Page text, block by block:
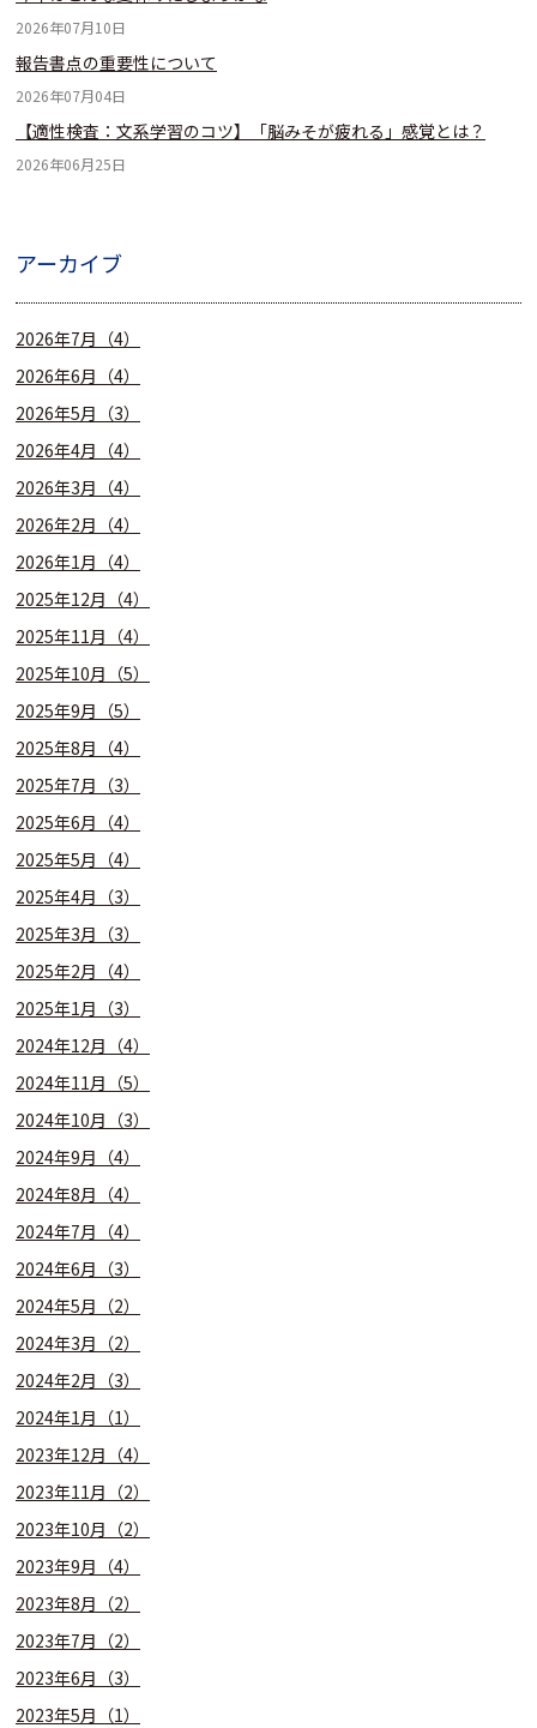
2026年07月10日
報告書点の重要性について
2026年07月04日
【適性検査：文系学習のコツ】「脳みそが疲れる」感覚とは？
2026年06月25日
アーカイブ
2026年7月（4）
2026年6月（4）
2026年5月（3）
2026年4月（4）
2026年3月（4）
2026年2月（4）
2026年1月（4）
2025年12月（4）
2025年11月（4）
2025年10月（5）
2025年9月（5）
2025年8月（4）
2025年7月（3）
2025年6月（4）
2025年5月（4）
2025年4月（3）
2025年3月（3）
2025年2月（4）
2025年1月（3）
2024年12月（4）
2024年11月（5）
2024年10月（3）
2024年9月（4）
2024年8月（4）
2024年7月（4）
2024年6月（3）
2024年5月（2）
2024年3月（2）
2024年2月（3）
2024年1月（1）
2023年12月（4）
2023年11月（2）
2023年10月（2）
2023年9月（4）
2023年8月（2）
2023年7月（2）
2023年6月（3）
2023年5月（1）